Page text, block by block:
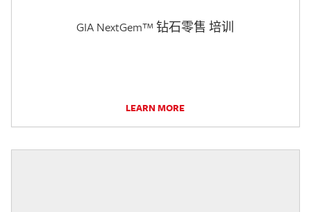
GIA NextGem™ 钻石零售 培训
LEARN MORE